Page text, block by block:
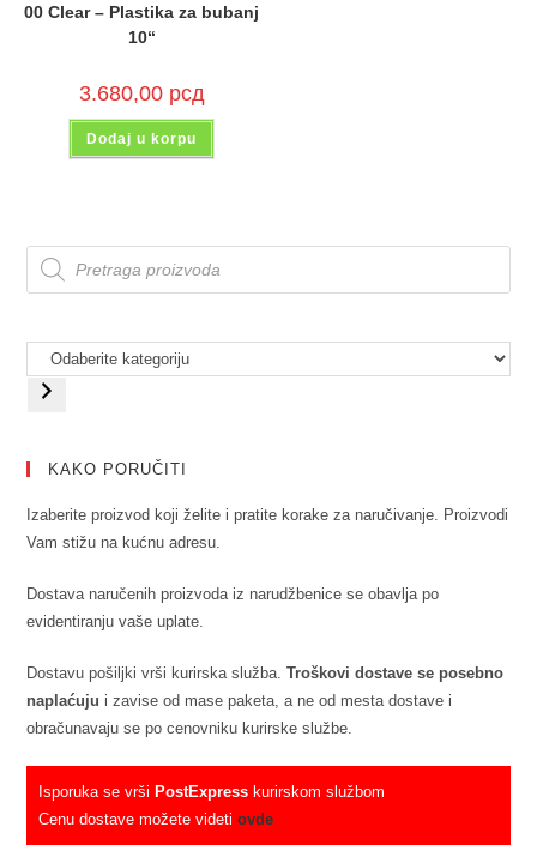
00 Clear – Plastika za bubanj
10“
3.680,00 рсд
Dodaj u korpu
KAKO PORUČITI
Izaberite proizvod koji želite i pratite korake za naručivanje. Proizvodi
Vam stižu na kućnu adresu.
Dostava naručenih proizvoda iz narudžbenice se obavlja po
evidentiranju vaše uplate.
Dostavu pošiljki vrši kurirska služba.Troškovi dostave se posebno
naplaćuju i zavise od mase paketa, a ne od mesta dostave i
obračunavaju se po cenovniku kurirske službe.
Isporuka se vrši PostExpress kurirskom službom
Cenu dostave možete videtiovde